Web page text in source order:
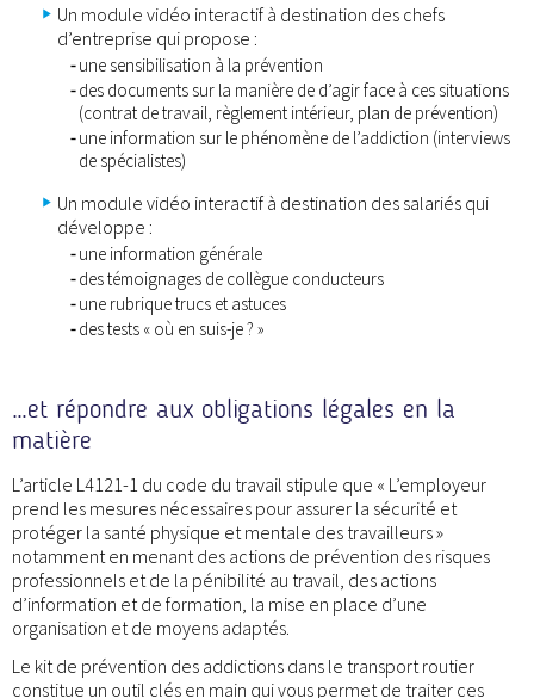
Un module vidéo interactif à destination des chefs
d’entreprise qui propose :
une sensibilisation à la prévention
des documents sur la manière de d’agir face à ces situations
(contrat de travail, règlement intérieur, plan de prévention)
une information sur le phénomène de l’addiction (interviews
de spécialistes)
Un module vidéo interactif à destination des salariés qui
développe :
une information générale
des témoignages de collègue conducteurs
une rubrique trucs et astuces
des tests « où en suis-je ? »
…et répondre aux obligations légales en la
matière
L’article L4121-1 du code du travail stipule que « L’employeur
prend les mesures nécessaires pour assurer la sécurité et
protéger la santé physique et mentale des travailleurs »
notamment en menant des actions de prévention des risques
professionnels et de la pénibilité au travail, des actions
d’information et de formation, la mise en place d’une
organisation et de moyens adaptés.
Le kit de prévention des addictions dans le transport routier
constitue un outil clés en main qui vous permet de traiter ces